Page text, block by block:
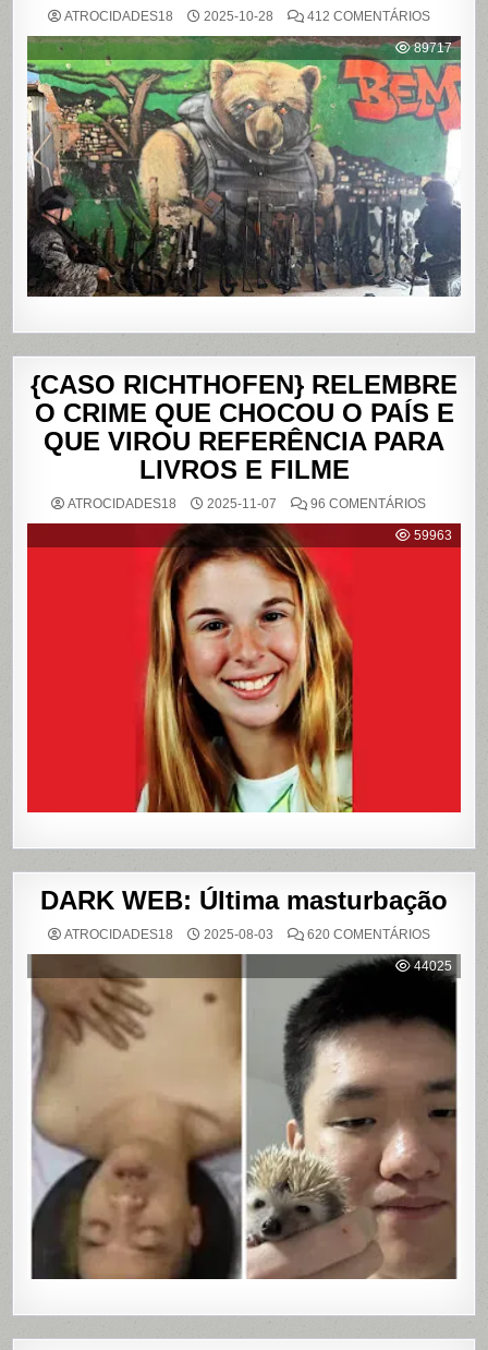
ATROCIDADES18 2025-10-28 412 COMENTÁRIOSEM
POLICIAL
DEIXA
121
MORTOS
NOS
DO
ALEMÃO
PENHA,
NO
RIO
89717
{CASO RICHTHOFEN} RELEMBRE
O CRIME QUE CHOCOU O PAÍS E
QUE VIROU REFERÊNCIA PARA
LIVROS E FILME
ATROCIDADES18 2025-11-07 96 COMENTÁRIOSEM
59963
DARK WEB: Última masturbação
ATROCIDADES18 2025-08-03 620 COMENTÁRIOSEM
WEB:
ÚLTIMA
44025